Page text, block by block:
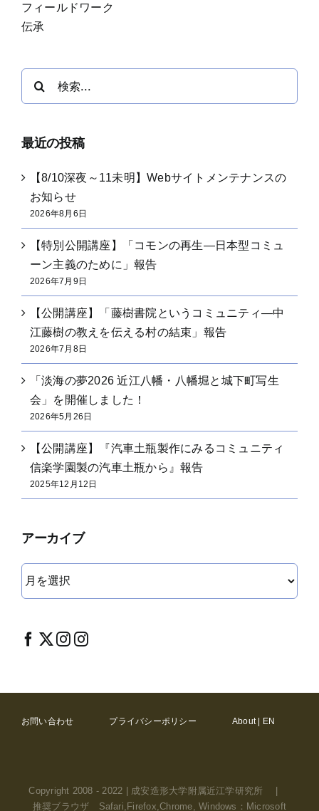
フィールドワーク
伝承
最近の投稿
【8/10深夜～11未明】Webサイトメンテナンスの
お知らせ
2026年8月6日
【特別公開講座】「コモンの再生―日本型コミュ
ーン主義のために」報告
2026年7月9日
【公開講座】「藤樹書院というコミュニティ―中
江藤樹の教えを伝える村の結束」報告
2026年7月8日
「淡海の夢2026 近江八幡・八幡堀と城下町写生
会」を開催しました！
2026年5月26日
【公開講座】『汽車土瓶製作にみるコミュニティ
信楽学園製の汽車土瓶から』報告
2025年12月12日
アーカイブ
イ
ブ
お問い合わせ プライバシーポリシー About | EN
Copyright 2008 - 2022 | 成安造形大学附属近江学研究所 |
推奨ブラウザ Safari,Firefox,Chrome, Windows：Microsoft